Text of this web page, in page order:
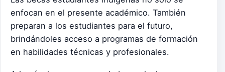
enfocan en el presente académico. También
preparan a los estudiantes para el futuro,
brindándoles acceso a programas de formación
en habilidades técnicas y profesionales.